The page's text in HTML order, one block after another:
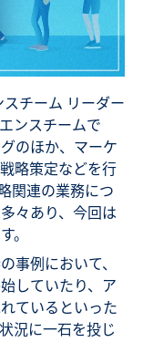
チーム リーダー
ンスチームで
のほか、マーケ
略策定などを行
関連の業務につ
々あり、今回は
。
事例において、
していたり、ア
ているといった
況に一石を投じ